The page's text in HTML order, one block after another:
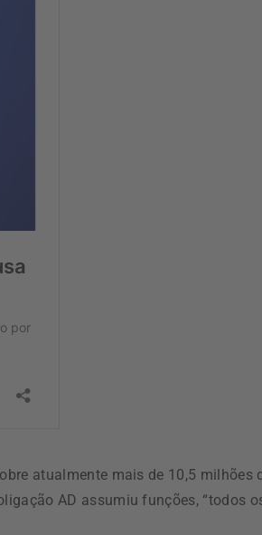
atualmente mais de 10,5 milhões
AD assumiu funções, “todos